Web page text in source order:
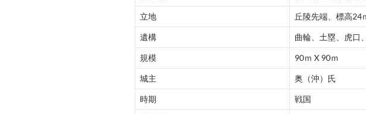
立地 丘陵先端、標高24
遺構 曲輪、土塁、虎口
規模 90ｍ X 90ｍ
城主 奥（沖）氏
時期 戦国